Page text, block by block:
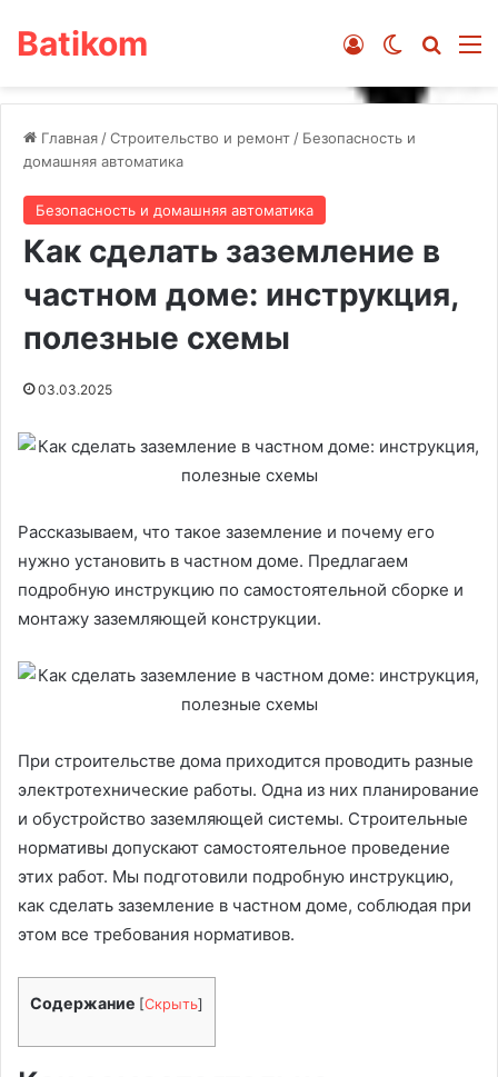
Batikom Switch skin
Войти
Главная /Строительство и ремонт / Безопасность и
домашняя автоматика
Безопасность и домашняя автоматика
Как сделать заземление в
частном доме: инструкция,
полезные схемы
03.03.2025
Рассказываем, что такое заземление и почему его
нужно установить в частном доме. Предлагаем
подробную инструкцию по самостоятельной сборке и
монтажу заземляющей конструкции.
При строительстве дома приходится проводить разные
электротехнические работы. Одна из них планирование
и обустройство заземляющей системы. Строительные
нормативы допускают самостоятельное проведение
этих работ. Мы подготовили подробную инструкцию,
как сделать заземление в частном доме, соблюдая при
этом все требования нормативов.
Содержание [Скрыть]